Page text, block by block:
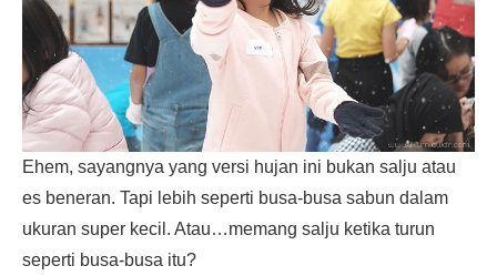
Ehem, sayangnya yang versi hujan ini bukan salju atau
es beneran. Tapi lebih seperti busa-busa sabun dalam
ukuran super kecil. Atau…memang salju ketika turun
seperti busa-busa itu?